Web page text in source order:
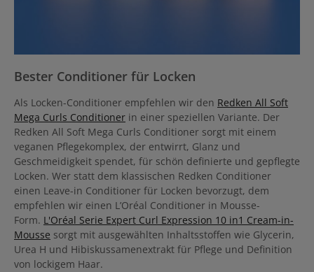
Bester Conditioner für Locken
Als Locken-Conditioner empfehlen wir den Redken All Soft
Mega Curls Conditioner in einer speziellen Variante. Der
Redken All Soft Mega Curls Conditioner sorgt mit einem
veganen Pflegekomplex, der entwirrt, Glanz und
Geschmeidigkeit spendet, für schön definierte und gepflegte
Locken. Wer statt dem klassischen Redken Conditioner
einen Leave-in Conditioner für Locken bevorzugt, dem
empfehlen wir einen L’Oréal Conditioner in Mousse-
Form. L'Oréal Serie Expert Curl Expression 10 in1 Cream-in-
Mousse sorgt mit ausgewählten Inhaltsstoffen wie Glycerin,
Urea H und Hibiskussamenextrakt für Pflege und Definition
von lockigem Haar.